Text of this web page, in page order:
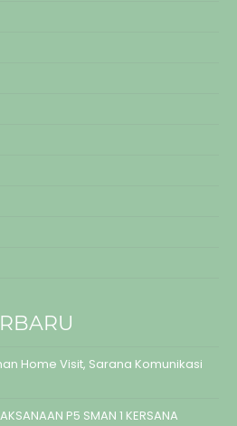
Home Visit, Sarana Komunikasi
P5 SMAN 1 KERSANA